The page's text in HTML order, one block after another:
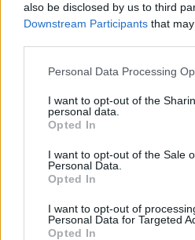
also be disclosed by us to third
Downstream Participants that
Personal Data Processing
I want to opt-out of the
personal data.
Opted In
I want to opt-out of the Sale
Personal Data.
Opted In
I want to opt-out of
Personal Data for Targeted
Opted In
Le pot doit être percé afin
racines.